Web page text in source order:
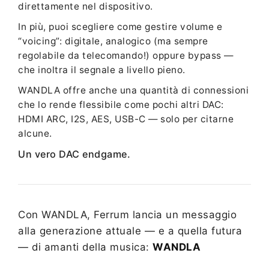
direttamente nel dispositivo.
In più, puoi scegliere come gestire volume e
“voicing”: digitale, analogico (ma sempre
regolabile da telecomando!) oppure bypass —
che inoltra il segnale a livello pieno.
WANDLA offre anche una quantità di connessioni
che lo rende flessibile come pochi altri DAC:
HDMI ARC, I2S, AES, USB-C — solo per citarne
alcune.
Un vero DAC endgame.
Con WANDLA, Ferrum lancia un messaggio
alla generazione attuale — e a quella futura
— di amanti della musica: WANDLA